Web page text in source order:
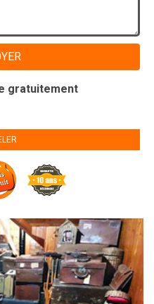
gratuitement